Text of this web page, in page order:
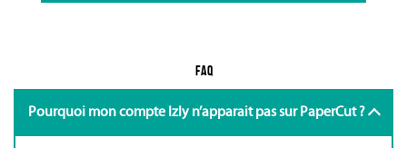
FAQ
Pourquoi mon compte Izly n’apparait pas sur PaperCut ?